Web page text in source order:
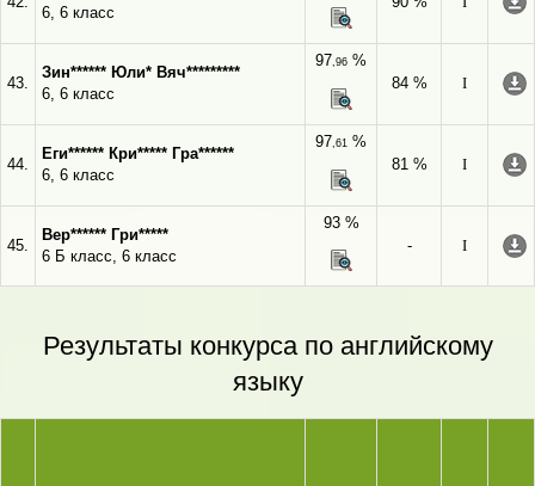
6, 6 класс
43.
Зин****** Юли* Вяч*********
6, 6 класс
97,96 %
84 %
I
44.
Еги****** Кри***** Гра******
6, 6 класс
97,61 %
81 %
I
45.
Вер****** Гри*****
6 Б класс, 6 класс
93 %
-
I
Результаты конкурса по английскому
языку